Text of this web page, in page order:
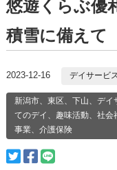
悠遊くらぶ優
積雪に備えて
2023-12-16 デイサービ
新潟市、東区、下山、デ
てのデイ、趣味活動、社
事業、介護保険